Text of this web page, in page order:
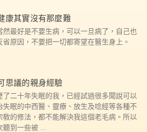
康其實沒有那麼難
然最好是不要生病，可以一旦病了，自己也
省原因，不要把一切都寄望在醫生身上。
思議的親身經驗
了二十年失眠的我，已經試過很多聞說可以
失眠的中西醫、靈療、放生及唸經等各種不
敎的修法，都不能解決我這個老毛病。所以
聽到一些被